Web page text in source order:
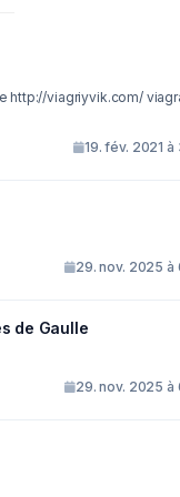
viagriyvik.com/ viagra
19. fév. 2021 à
29. nov. 2025 à
de Gaulle
29. nov. 2025 à